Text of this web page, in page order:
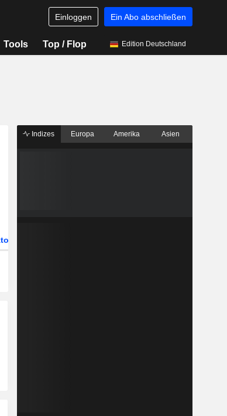
Einloggen Ein Abo abschließen
Tools Top / Flop Edition Deutschland
Indizes Europa Amerika Asien